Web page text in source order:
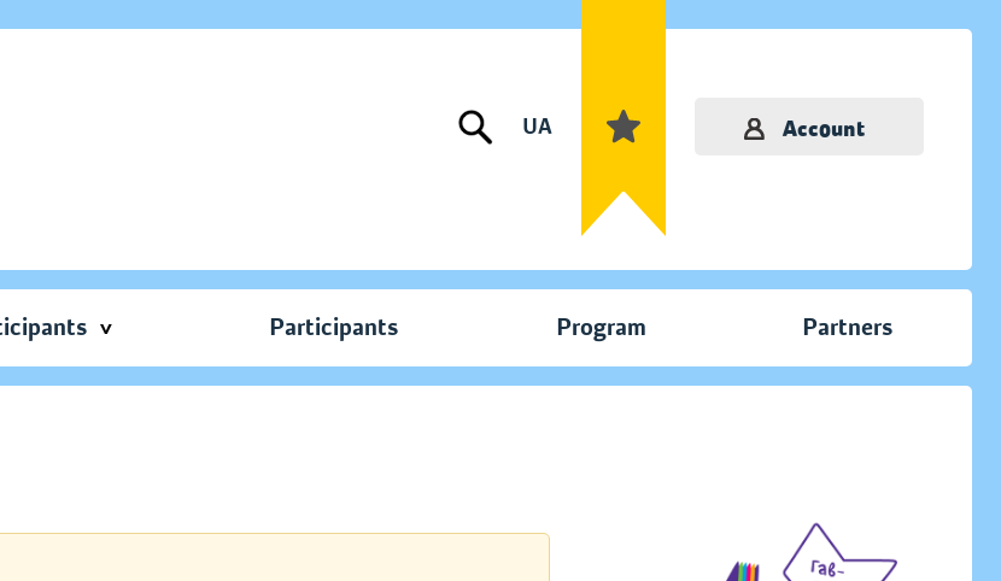
UA Account
Participants Program Partners